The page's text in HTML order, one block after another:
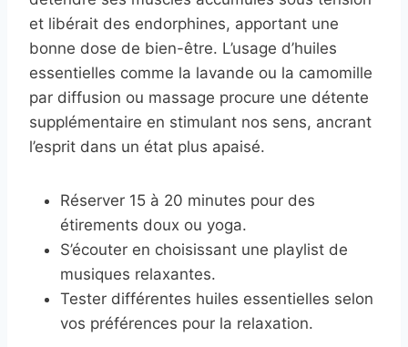
et libérait des endorphines, apportant une
bonne dose de bien-être. L’usage d’huiles
essentielles comme la lavande ou la camomille
par diffusion ou massage procure une détente
supplémentaire en stimulant nos sens, ancrant
l’esprit dans un état plus apaisé.
Réserver 15 à 20 minutes pour des
étirements doux ou yoga.
S’écouter en choisissant une playlist de
musiques relaxantes.
Tester différentes huiles essentielles selon
vos préférences pour la relaxation.